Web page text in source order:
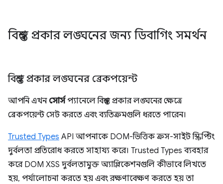
বিশ্বস্ত প্রকার লঙ্ঘনের জন্য ডিবাগিং সমর্থন
বিশ্বস্ত প্রকার লঙ্ঘনের ব্রেকপয়েন্ট
আপনি এখন সোর্সপ্যানেলে বিশ্বস্ত প্রকার লঙ্ঘনের ক্ষেত্রে
ব্রেকপয়েন্ট সেট করতে এবং ব্যতিক্রমগুলি ধরতে পারেন।
Trusted Types API আপনাকে DOM-ভিত্তিক ক্রস-সাইট স্ক্রিপ্টিং
দুর্বলতা প্রতিরোধ করতে সাহায্য করে। Trusted Types ব্যবহার
করে DOM XSS দুর্বলতামুক্ত অ্যাপ্লিকেশনগুলি কীভাবে লিখতে
হয়, পর্যালোচনা করতে হয় এবং রক্ষণাবেক্ষণ করতে হয় তা